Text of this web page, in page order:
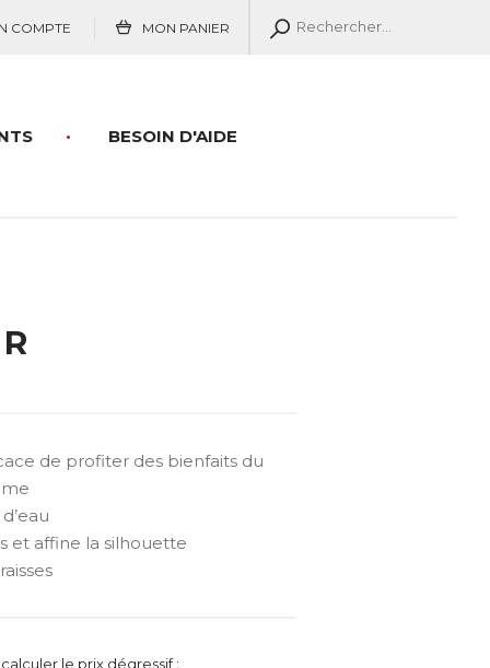
COMPTE MON PANIER
BESOIN D'AIDE
de profiter des bienfaits du
et affine la silhouette
le prix dégressif :